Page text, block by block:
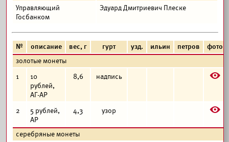
Управляющий
Госбанком
Эдуард Дмитриевич Плеске
№ описание вес, г гурт узд. ильин петров
фото
золотые монеты
1
10
рублей,
АГ-АР
8,6 надпись E
2
5 рублей,
АР
4,3 узор E
серебряные монеты